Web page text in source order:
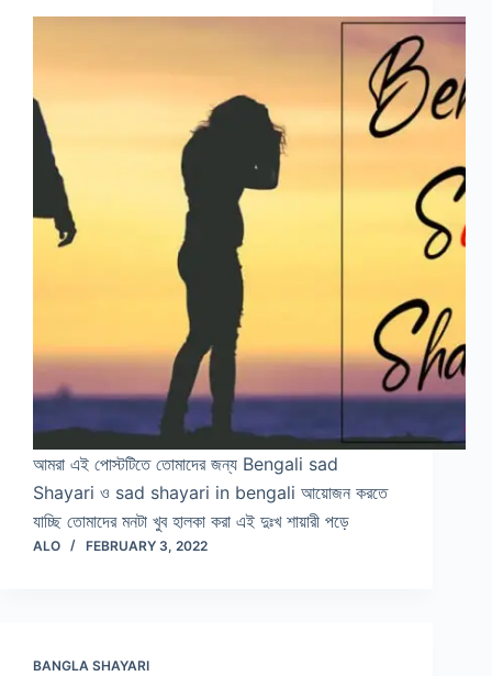
আমরা এই পোস্টটিতে তোমাদের জন্য Bengali sad
Shayari ও sad shayari in bengali আয়োজন করতে
যাচ্ছি তোমাদের মনটা খুব হালকা করা এই দুঃখ শায়ারী পড়ে
ALO FEBRUARY 3, 2022
BANGLA SHAYARI